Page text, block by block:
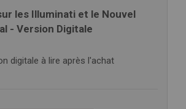
les Illuminati et le Nouvel
- Version Digitale
digitale à lire après l'achat